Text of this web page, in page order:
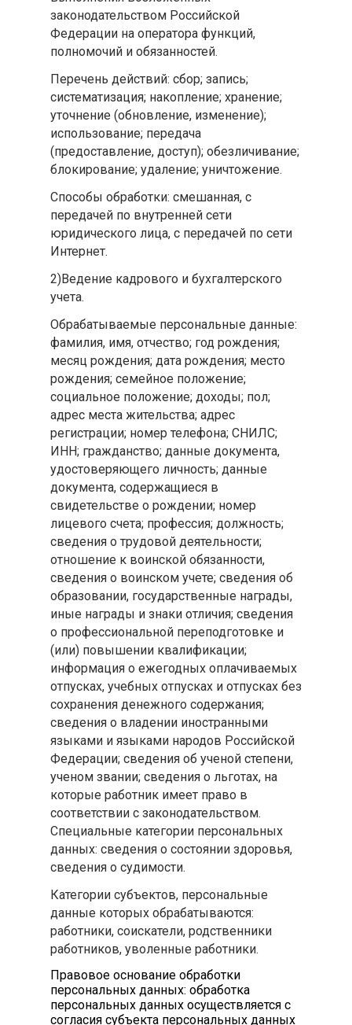
законодательством Российской
Федерации на оператора функций,
полномочий и обязанностей.
Перечень действий: сбор; запись;
систематизация; накопление; хранение;
уточнение (обновление, изменение);
использование; передача
(предоставление, доступ); обезличивание;
блокирование; удаление; уничтожение.
Способы обработки: смешанная, с
передачей по внутренней сети
юридического лица, с передачей по сети
Интернет.
2)Ведение кадрового и бухгалтерского
учета.
Обрабатываемые персональные данные:
фамилия, имя, отчество; год рождения;
месяц рождения; дата рождения; место
рождения; семейное положение;
социальное положение; доходы; пол;
адрес места жительства; адрес
регистрации; номер телефона; СНИЛС;
ИНН; гражданство; данные документа,
удостоверяющего личность; данные
документа, содержащиеся в
свидетельстве о рождении; номер
лицевого счета; профессия; должность;
сведения о трудовой деятельности;
отношение к воинской обязанности,
сведения о воинском учете; сведения об
образовании, государственные награды,
иные награды и знаки отличия; сведения
о профессиональной переподготовке и
(или) повышении квалификации;
информация о ежегодных оплачиваемых
отпусках, учебных отпусках и отпусках без
сохранения денежного содержания;
сведения о владении иностранными
языками и языками народов Российской
Федерации; сведения об ученой степени,
ученом звании; сведения о льготах, на
которые работник имеет право в
соответствии с законодательством.
Специальные категории персональных
данных: сведения о состоянии здоровья,
сведения о судимости.
Категории субъектов, персональные
данные которых обрабатываются:
работники, соискатели, родственники
работников, уволенные работники.
Правовое основание обработки
персональных данных: обработка
персональных данных осуществляется с
согласия субъекта персональных данных